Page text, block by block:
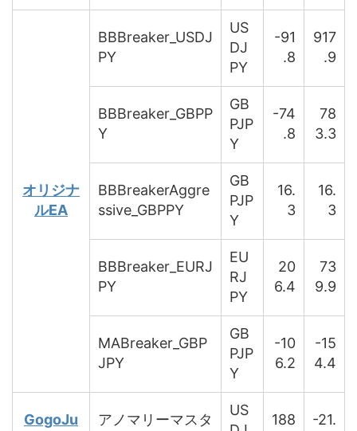
オリジナ
ルEA
BBBreaker_USDJ
PY
US
DJ
PY
-91
.8
917
.9
BBBreaker_GBPP
Y
GB
PJP
Y
-74
.8
78
3.3
BBBreakerAggre
ssive_GBPPY
GB
PJP
Y
16.
3
16.
3
BBBreaker_EURJ
PY
EU
RJ
PY
20
6.4
73
9.9
MABreaker_GBP
JPY
GB
PJP
Y
-10
6.2
-15
4.4
GogoJu
アノマリーマスタ
US
188
-21.